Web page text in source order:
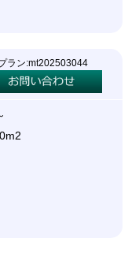
ラン:mt202503044